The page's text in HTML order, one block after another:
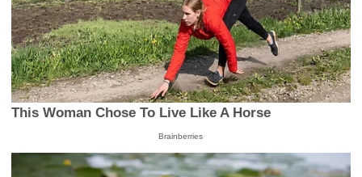
This Woman Chose To Live Like A Horse
Brainberries